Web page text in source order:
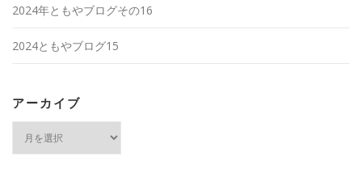
2024年ともやブログその16
2024ともやブログ15
アーカイブ